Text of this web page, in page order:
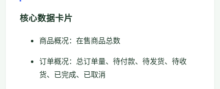
核心数据卡片
商品概况：在售商品总数
订单概况：总订单量、待付款、待发货、待收
货、已完成、已取消